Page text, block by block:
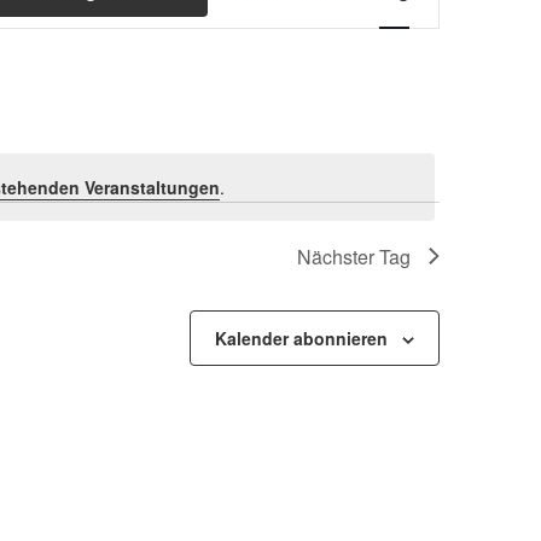
Veranstaltungen.
Ansichten-
Nächster Tag
Kalender abonnieren